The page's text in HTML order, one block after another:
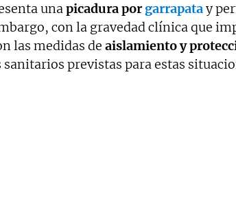
unapicadura porgarrapatay
con la gravedad clínica que
las medidas de aislamiento y
previstas para estas